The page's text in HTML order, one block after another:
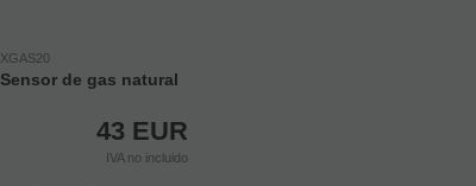
XGAS20
Sensor de gas natural
43 EUR
IVA no incluido